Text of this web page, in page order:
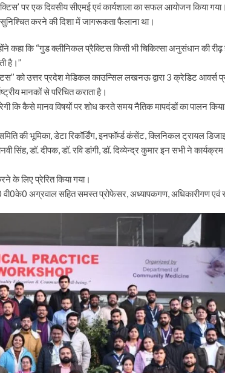
पर एक दिवसीय सीएमई एवं कार्यशाला का सफल आयोजन किया
सुनिश्चित करने की दिशा में जागरूकता फैलाना था।
कि “गुड क्लीनिकल प्रैक्टिस किसी भी चिकित्सा अनुसंधान की रीढ़
है।”
को उत्तर प्रदेश मेडिकल काउन्सिल लखनऊ द्वारा 3 क्रेडिट आवर्स
मानकों से परिचित कराता है।
कि कैसे मानव विषयों पर शोध करते समय नैतिक मापदंडों का पालन किया
की भूमिका, डेटा रिकॉर्डिंग, इनफॉर्म्ड कंसेंट, क्लिनिकल ट्रायल
डॉ. दीपक, डॉ. रवि डांगी, डॉ. दिव्येन्द्र कुमार इन सभी ने
के लिए प्रेरित किया गया।
अग्रवाल सहित समस्त प्रोफेसर, अध्यापकगण, अधिकारीगण एवं